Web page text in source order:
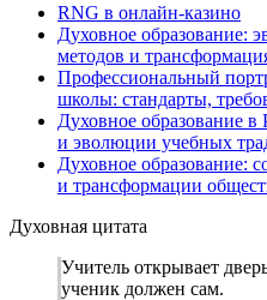
RNG в онлайн-казино
Духовное образование:
методов и
Профессиональный
школы: стандарты,
Духовное образование в
и эволюции учебных
Духовное образование:
и трансформации
Духовная цитата
Учитель открывает
ученик должен сам.